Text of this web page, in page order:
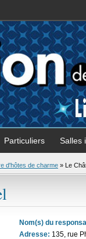
Particuliers Salles
d'hôtes de charme » Le
Nom(s) du
Adresse: 135, rue